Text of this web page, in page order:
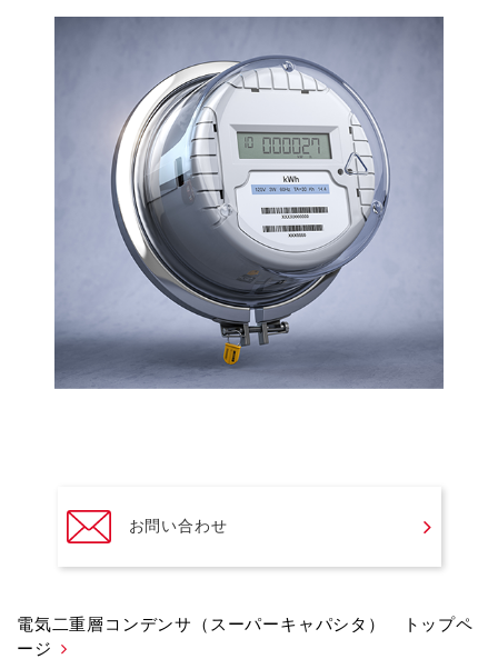
お問い合わせ
電気二重層コンデンサ（スーパーキャパシタ） トップペ
ージ